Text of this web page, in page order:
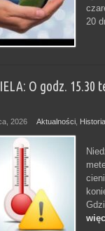
20
O godz. 15.30
2026 Aktualności, Historia